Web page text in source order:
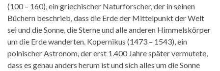
(100 – 160), ein griechischer Naturforscher, der in seinen
Büchern beschrieb, dass die Erde der Mittelpunkt der Welt
sei und die Sonne, die Sterne und alle anderen Himmelskörper
um die Erde wanderten. Kopernikus (1473 – 1543), ein
polnischer Astronom, der erst 1.400 Jahre später vermutete,
dass es genau anders herum ist und sich alles um die Sonne